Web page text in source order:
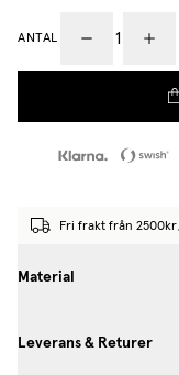
ANTAL
Fri frakt från 2500kr
Material
Leverans & Returer